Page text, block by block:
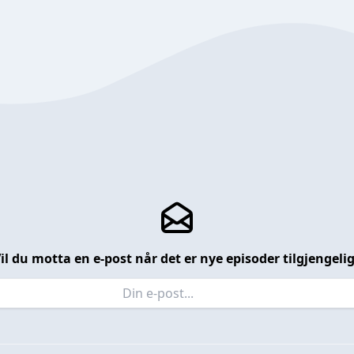
du motta en e-post når det er nye episoder